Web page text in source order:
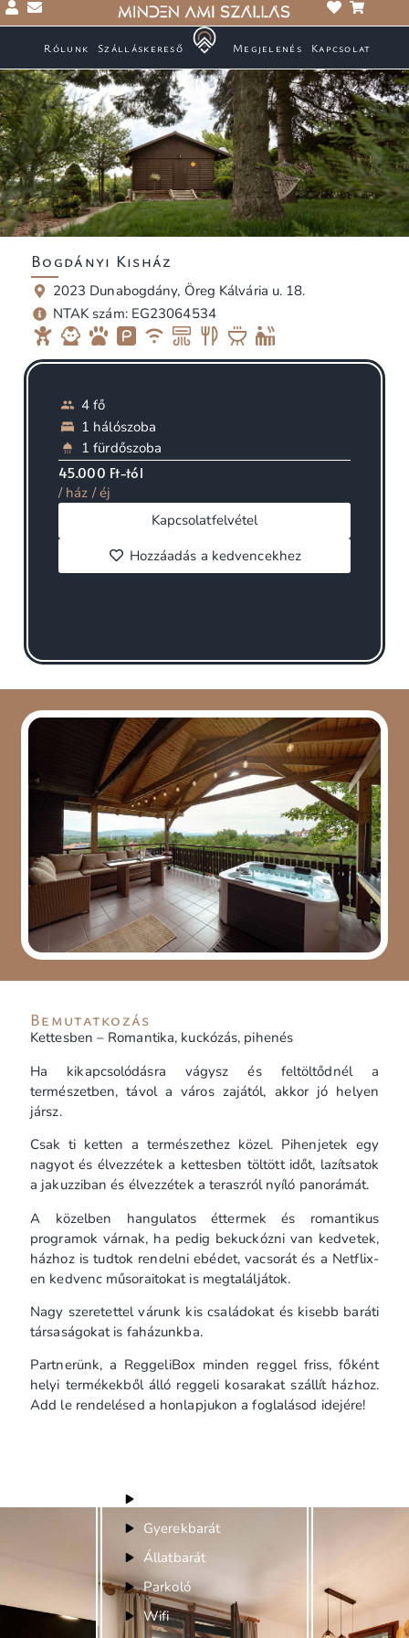
Rólunk Szálláskereső Megjelenés Kapcsolat
Bogdányi Kisház
2023 Dunabogdány, Öreg Kálvária u. 18.
NTAK szám: EG23064534
4 fő
1 hálószoba
1 fürdőszoba
45.000 Ft-tól
/ ház / éj
Kapcsolatfelvétel
Hozzáadás a kedvencekhez
Bemutatkozás
Kettesben – Romantika, kuckózás, pihenés
Ha kikapcsolódásra vágysz és feltöltődnél a
természetben, távol a város zajától, akkor jó helyen
jársz.
Csak ti ketten a természethez közel. Pihenjetek egy
nagyot és élvezzétek a kettesben töltött időt, lazítsatok
a jakuzziban és élvezzétek a teraszról nyíló panorámát.
A közelben hangulatos éttermek és romantikus
programok várnak, ha pedig bekuckózni van kedvetek,
házhoz is tudtok rendelni ebédet, vacsorát és a Netflix-
en kedvenc műsoraitokat is megtaláljátok.
Nagy szeretettel várunk kis családokat és kisebb baráti
társaságokat is faházunkba.
Partnerünk, a ReggeliBox minden reggel friss, főként
helyi termékekből álló reggeli kosarakat szállít házhoz.
Add le rendelésed a honlapjukon a foglalásod idejére!
Gyerekbarát
Állatbarát
Parkoló
Wifi